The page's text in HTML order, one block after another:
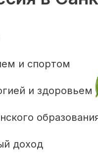
и спортом
и здоровьем
доход